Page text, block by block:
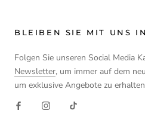
BLEIBEN SIE MIT UNS
Folgen Sie unseren Social Media
Newsletter, um immer auf dem
um exklusive Angebote zu